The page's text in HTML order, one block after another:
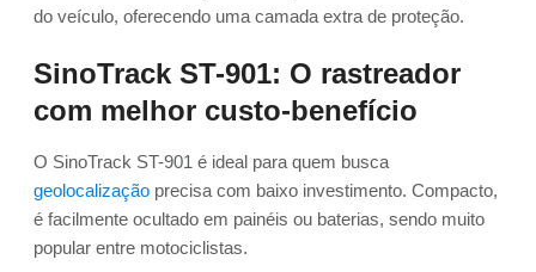
do veículo, oferecendo uma camada extra de proteção.
SinoTrack ST-901: O rastreador
com melhor custo-benefício
O SinoTrack ST-901 é ideal para quem busca
geolocalização precisa com baixo investimento. Compacto,
é facilmente ocultado em painéis ou baterias, sendo muito
popular entre motociclistas.